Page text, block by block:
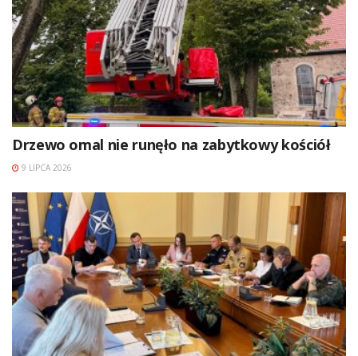
Drzewo omal nie runęło na zabytkowy kościół
9 LIPCA 2026